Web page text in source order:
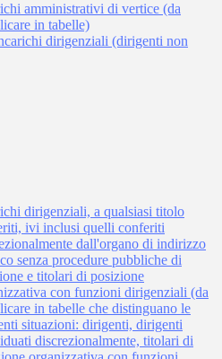
amministrativi di vertice (da
in tabelle)
dirigenziali (dirigenti non
dirigenziali, a qualsiasi titolo
ivi inclusi quelli conferiti
dall'organo di indirizzo
senza procedure pubbliche di
e titolari di posizione
con funzioni dirigenziali (da
in tabelle che distinguano le
situazioni: dirigenti, dirigenti
discrezionalmente, titolari di